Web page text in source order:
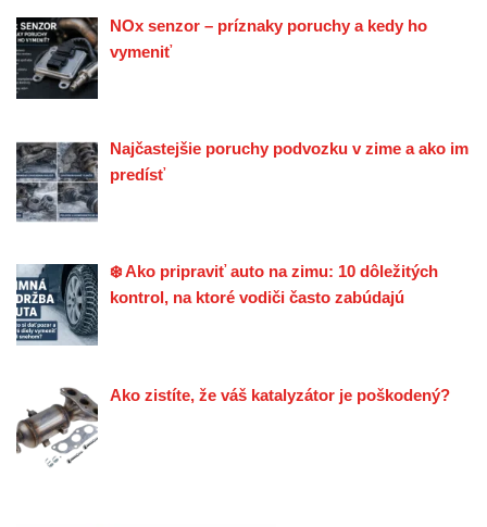
NOx senzor – príznaky poruchy a kedy ho
vymeniť
Najčastejšie poruchy podvozku v zime a ako im
predísť
❄️ Ako pripraviť auto na zimu: 10 dôležitých
kontrol, na ktoré vodiči často zabúdajú
Ako zistíte, že váš katalyzátor je poškodený?